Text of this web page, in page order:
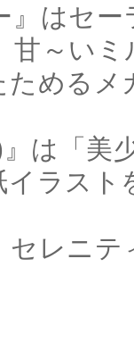
』はセ
甘～い
ためる
は「美
イラス
セレニ